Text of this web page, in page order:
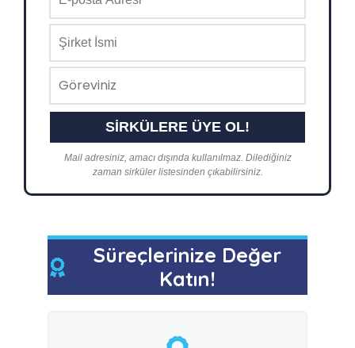
Mail adresiniz, amacı dışında kullanılmaz. Dilediğiniz
zaman sirküler listesinden çıkabilirsiniz.
Süreçlerinize Değer
Katın!